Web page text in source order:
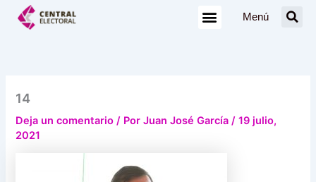
Menú
14
Deja un comentario / PorJuan José García/19 julio,
2021